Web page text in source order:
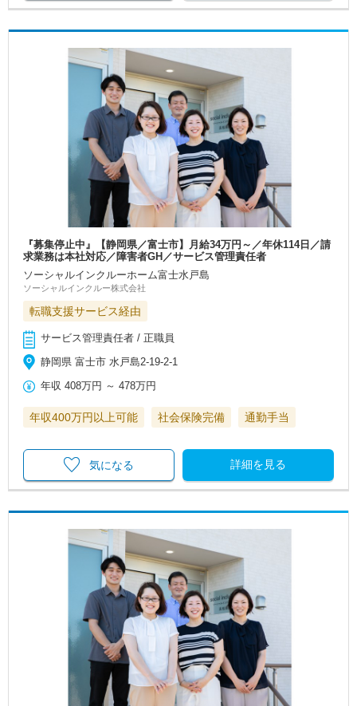
『募集停止中』【静岡県／富士市】月給34万円～／年休114日／請
求業務は本社対応／障害者GH／サービス管理責任者
ソーシャルインクルーホーム富士水戸島
ソーシャルインクルー株式会社
転職支援サービス経由
サービス管理責任者 / 正職員
静岡県 富士市 水戸島2-19-2-1
年収 408万円 ～478万円
年収400万円以上可能 社会保険完備 通勤手当
詳細を見る
気になる